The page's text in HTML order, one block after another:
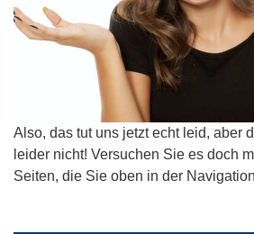
Also, das tut uns jetzt echt leid, aber
leider nicht! Versuchen Sie es doch
Seiten, die Sie oben in der